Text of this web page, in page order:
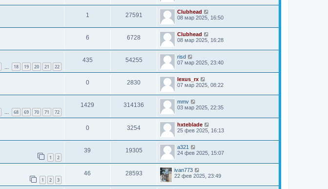
1 27591
Clubhead
08 мар 2025, 16:50
6 6728
Clubhead
08 мар 2025, 16:28
18 19 20 21 22
435 54255
risd
07 мар 2025, 23:40
0 2830
lexus_rx
07 мар 2025, 08:22
… 68 69 70 71 72
1429 314136
mmv
03 мар 2025, 22:35
0 3254
hxteblade
25 фев 2025, 16:13
1 2
39 19305
a321
24 фев 2025, 15:07
1 2 3
46 28593
ivan773
22 фев 2025, 23:49